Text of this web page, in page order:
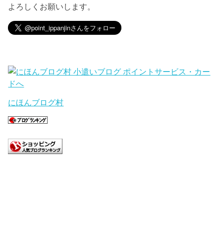
よろしくお願いします。
にほんブログ村